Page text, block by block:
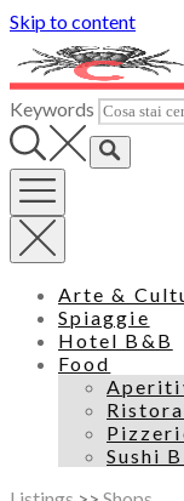
Skip to content
Keywords
Arte &
Spiaggie
Hotel B&B
Food
Sushi